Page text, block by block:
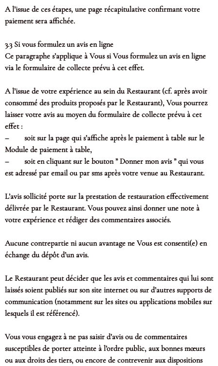
A l’issue de ces étapes, une page récapitulative confirmant votre
paiement sera affichée.
3.3 Si vous formulez un avis en ligne
Ce paragraphe s’applique à Vous si Vous formulez un avis en ligne
via le formulaire de collecte prévu à cet effet.
A l’issue de votre expérience au sein du Restaurant (cf. après avoir
consommé des produits proposés par le Restaurant), Vous pourrez
laisser votre avis au moyen du formulaire de collecte prévu à cet
effet :
– soit sur la page qui s’affiche après le paiement à table sur le
Module de paiement à table,
– soit en cliquant sur le bouton ” Donner mon avis ” qui vous
est adressé par email ou par sms après votre venue au Restaurant.
L’avis sollicité porte sur la prestation de restauration effectivement
délivrée par le Restaurant. Vous pouvez ainsi donner une note à
votre expérience et rédiger des commentaires associés.
Aucune contrepartie ni aucun avantage ne Vous est consenti(e) en
échange du dépôt d’un avis.
Le Restaurant peut décider que les avis et commentaires qui lui sont
laissés soient publiés sur son site internet ou sur d’autres supports de
communication (notamment sur les sites ou applications mobiles sur
lesquels il est référencé).
Vous vous engagez à ne pas saisir d’avis ou de commentaires
susceptibles de porter atteinte à l’ordre public, aux bonnes mœurs
ou aux droits des tiers, ou encore de contrevenir aux dispositions